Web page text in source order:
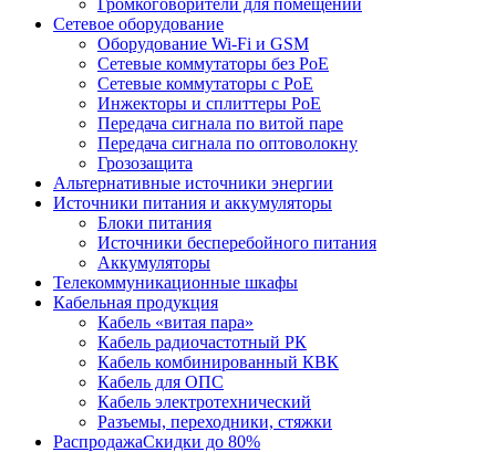
Сетевое оборудование
Оборудование Wi-Fi и GSM
Сетевые коммутаторы без PoE
Сетевые коммутаторы с PoE
Инжекторы и сплиттеры PoE
Передача сигнала по витой паре
Передача сигнала по оптоволокну
Грозозащита
Альтернативные источники энергии
Источники питания и аккумуляторы
Блоки питания
Источники бесперебойного питания
Аккумуляторы
Телекоммуникационные шкафы
Кабельная продукция
Кабель «витая пара»
Кабель радиочастотный РК
Кабель комбинированный КВК
Кабель для ОПС
Кабель электротехнический
Разъемы, переходники, стяжки
РаспродажаСкидки до 80%